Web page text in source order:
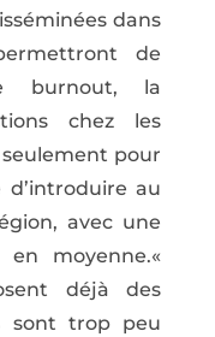
dans
de
burnout, la
chez les
pour
d’introduire au
avec une
moyenne.«
déjà des
sont trop peu